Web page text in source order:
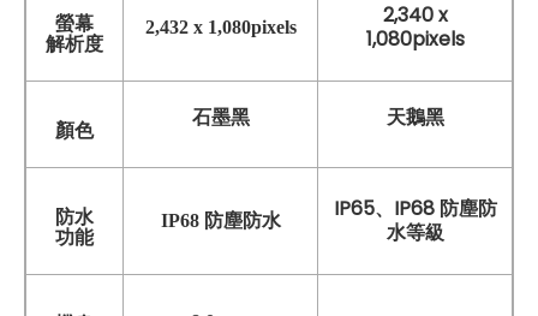
螢幕
解析度
2,432 x 1,080pixels
2,340 x
1,080pixels
顏色
石墨黑 天鵝黑
防水
功能
IP68 防塵防水
IP65、IP68 防塵防
水等級